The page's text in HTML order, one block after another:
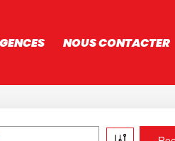
NOUS CONTACTER